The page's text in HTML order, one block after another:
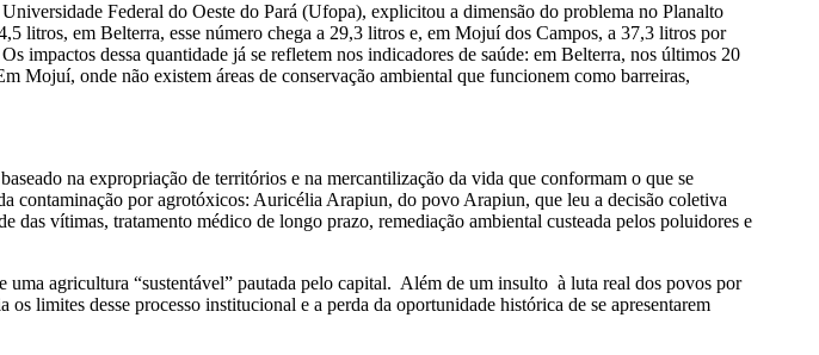
Federal do Oeste do Pará (Ufopa), explicitou a dimensão do problema no Planalto
litros, em Belterra, esse número chega a 29,3 litros e, em Mojuí dos Campos, a 37,3 litros por
impactos dessa quantidade já se refletem nos indicadores de saúde: em Belterra, nos últimos 20
Mojuí, onde não existem áreas de conservação ambiental que funcionem como barreiras,
na expropriação de territórios e na mercantilização da vida que conformam o que se
contaminação por agrotóxicos: Auricélia Arapiun, do povo Arapiun, que leu a decisão coletiva
vítimas, tratamento médico de longo prazo, remediação ambiental custeada pelos poluidores e
agricultura “sustentável” pautada pelo capital. Além de um insulto à luta real dos povos por
limites desse processo institucional e a perda da oportunidade histórica de se apresentarem